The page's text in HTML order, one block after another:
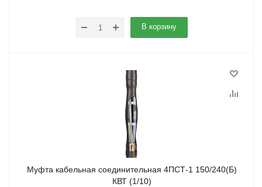
В корзину
Муфта кабельная соединительная 4ПСТ-1 150/240(Б)
КВТ (1/10)